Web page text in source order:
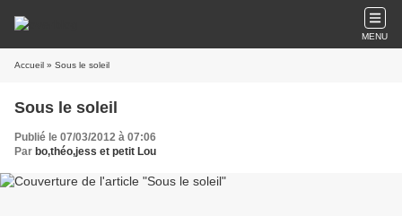
MENU
Accueil » Sous le soleil
Sous le soleil
Publié le 07/03/2012 à 07:06
Par bo,théo,jess et petit Lou